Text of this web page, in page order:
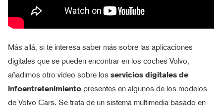
Más allá, si te interesa saber más sobre las aplicaciones
digitales que se pueden encontrar en los coches Volvo,
añadimos otro vídeo sobre los servicios digitales de
infoentretenimiento presentes en algunos de los modelos
de Volvo Cars. Se trata de un sistema multimedia basado en